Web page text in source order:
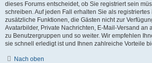
dieses Forums entscheidet, ob Sie registriert sein
schreiben. Auf jeden Fall erhalten Sie als registriertes
zusätzliche Funktionen, die Gästen nicht zur
Avatarbilder, Private Nachrichten, E-Mail-Versand an
zu Benutzergruppen und so weiter. Wir empfehlen
sie schnell erledigt ist und Ihnen zahlreiche Vorteile
Nach oben